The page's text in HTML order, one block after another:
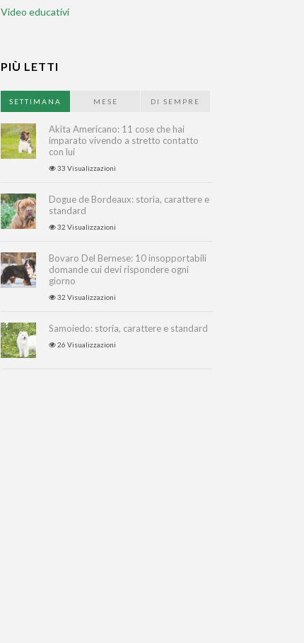
Video educativi
PIÙ LETTI
SETTIMANA MESE DI SEMPRE
Akita Americano: 11 cose che hai
imparato vivendo a stretto contatto
con lui
33 Visualizzazioni
Dogue de Bordeaux: storia, carattere e
standard
32 Visualizzazioni
Bovaro Del Bernese: 10 insopportabili
domande cui devi rispondere ogni
giorno
32 Visualizzazioni
Samoiedo: storia, carattere e standard
26 Visualizzazioni